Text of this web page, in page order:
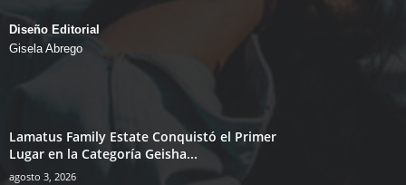
Diseño Editorial
Gisela Abrego
Lamatus Family Estate Conquistó el Primer
Lugar en la Categoría Geisha...
agosto 3, 2026